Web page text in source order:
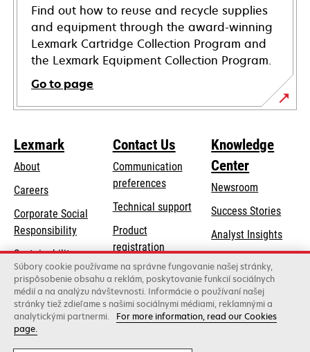
Find out how to reuse and recycle supplies
and equipment through the award-winning
Lexmark Cartridge Collection Program and
the Lexmark Equipment Collection Program.
Go to page
Lexmark
About
Careers
Corporate Social
Responsibilityopens
a
new
tab
Sustainability
Lexmark Partners
Contact Us
Communication
preferences
Technical supportopens
new
tab
Product
registration
Find a dealer
List of wholesalers
Knowledge
Center
Newsroom
Success Stories
Analyst Insights
©2026 All rights reserved.
Súbory cookie používame na správne fungovanie našej stránky,
prispôsobenie obsahu a reklám, poskytovanie funkcií sociálnych
médií a na analýzu návštevnosti. Informácie o používaní našej
stránky tiež zdieľame s našimi sociálnymi médiami, reklamnými a
analytickými partnermi.
For more information, read our Cookies
page.